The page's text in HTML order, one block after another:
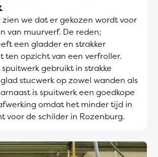
zien we dat er gekozen wordt voor
van muurverf. De reden;
een gladder en strakker
ten opzicht van een verfroller.
gebruikt in strakke
stucwerk op zowel wanden als
is spuitwerk een goedkope
omdat het minder tijd in
voor de schilder in Rozenburg.